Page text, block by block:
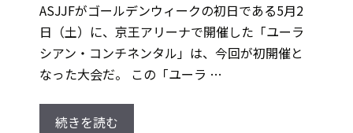
ASJJFがゴールデンウィークの初日である5月2
日（土）に、京王アリーナで開催した「ユーラ
シアン・コンチネンタル」は、今回が初開催と
なった大会だ。 この「ユーラ …
続きを読む